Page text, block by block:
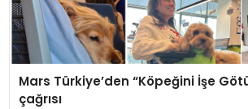
Mars Türkiye’den “Köpeğini İşe
çağrısı